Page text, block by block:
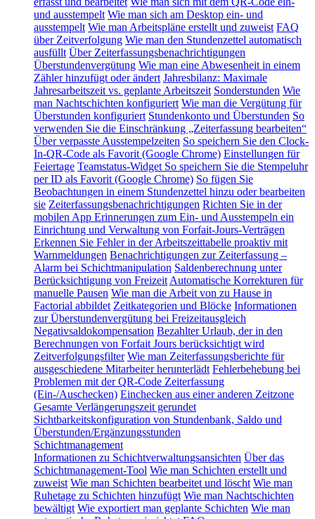
und ausstempelt Wie man sich am Desktop ein- und
ausstempelt Wie man Arbeitspläne erstellt und zuweist FAQ
über Zeitverfolgung Wie man den Stundenzettel automatisch
ausfüllt Über Zeiterfassungsbenachrichtigungen
Überstundenvergütung Wie man eine Abwesenheit in einem
Zähler hinzufügt oder ändert Jahresbilanz: Maximale
Jahresarbeitszeit vs. geplante Arbeitszeit Sonderstunden Wie
man Nachtschichten konfiguriert Wie man die Vergütung für
Überstunden konfiguriert Stundenkonto und Überstunden So
verwenden Sie die Einschränkung „Zeiterfassung bearbeiten“
Über verpasste Ausstempelzeiten So speichern Sie den Clock-
In-QR-Code als Favorit (Google Chrome) Einstellungen für
Feiertage Teamstatus-Widget So speichern Sie die Stempeluhr
per ID als Favorit (Google Chrome) So fügen Sie
Beobachtungen in einem Stundenzettel hinzu oder bearbeiten
sie Zeiterfassungsbenachrichtigungen Richten Sie in der
mobilen App Erinnerungen zum Ein- und Ausstempeln ein
Einrichtung und Verwaltung von Forfait-Jours-Verträgen
Erkennen Sie Fehler in der Arbeitszeittabelle proaktiv mit
Warnmeldungen Benachrichtigungen zur Zeiterfassung –
Alarm bei Schichtmanipulation Saldenberechnung unter
Berücksichtigung von Freizeit Automatische Korrekturen für
manuelle Pausen Wie man die Arbeit von zu Hause in
Factorial abbildet Zeitkategorien und Blöcke Informationen
zur Überstundenvergütung bei Freizeitausgleich
Negativsaldokompensation Bezahlter Urlaub, der in den
Berechnungen von Forfait Jours berücksichtigt wird
Zeitverfolgungsfilter Wie man Zeiterfassungsberichte für
ausgeschiedene Mitarbeiter herunterlädt Fehlerbehebung bei
Problemen mit der QR-Code Zeiterfassung
(Ein-/Auschecken) Einchecken aus einer anderen Zeitzone
Gesamte Verlängerungszeit gerundet
Sichtbarkeitskonfiguration von Stundenbank, Saldo und
Überstunden/Ergänzungsstunden
Schichtmanagement
Informationen zu Schichtverwaltungsansichten Über das
Schichtmanagement-Tool Wie man Schichten erstellt und
zuweist Wie man Schichten bearbeitet und löscht Wie man
Ruhetage zu Schichten hinzufügt Wie man Nachtschichten
bewältigt Wie exportiert man geplante Schichten Wie man